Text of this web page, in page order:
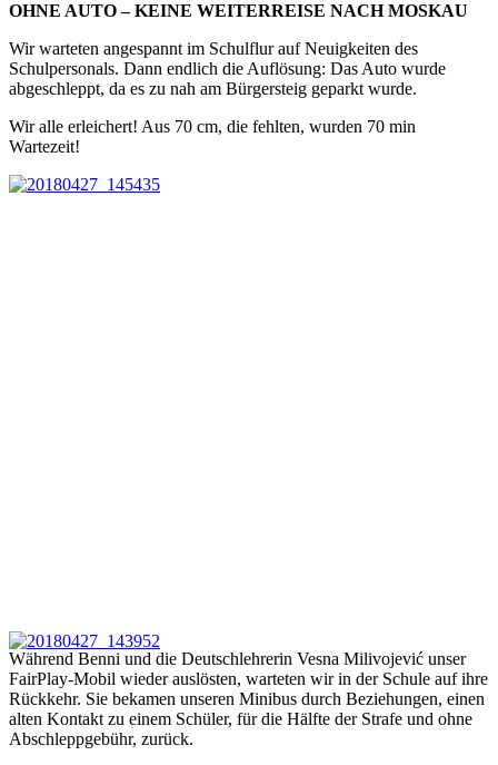
OHNE AUTO – KEINE WEITERREISE NACH MOSKAU
Wir warteten angespannt im Schulflur auf Neuigkeiten des
Schulpersonals. Dann endlich die Auflösung: Das Auto wurde
abgeschleppt, da es zu nah am Bürgersteig geparkt wurde.
Wir alle erleichert! Aus 70 cm, die fehlten, wurden 70 min
Wartezeit!
Während Benni und die Deutschlehrerin Vesna Milivojević unser
FairPlay-Mobil wieder auslösten, warteten wir in der Schule auf ihre
Rückkehr. Sie bekamen unseren Minibus durch Beziehungen, einen
alten Kontakt zu einem Schüler, für die Hälfte der Strafe und ohne
Abschleppgebühr, zurück.